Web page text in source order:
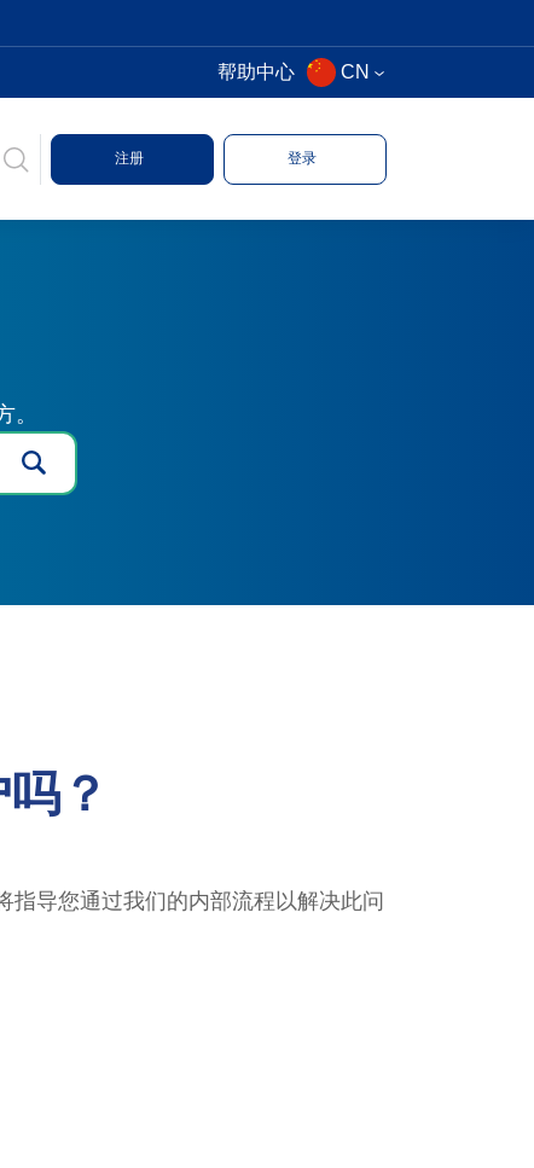
帮助中心 CN
注册 登录
？
指导您通过我们的内部流程以解决此问